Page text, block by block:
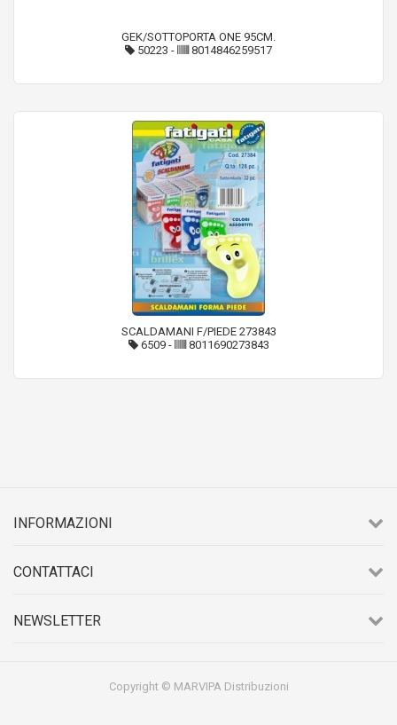
GEK/SOTTOPORTA ONE 95CM.
50223 - 8014846259517
SCALDAMANI F/PIEDE 273843
6509- 8011690273843
INFORMAZIONI
CONTATTACI
NEWSLETTER
Copyright © MARVIPA Distribuzioni